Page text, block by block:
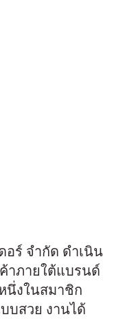
อร์ จำกัด ดำเนิน
าภายใต้แบรนด์
นึ่งในสมาชิก
บสวย งานได้